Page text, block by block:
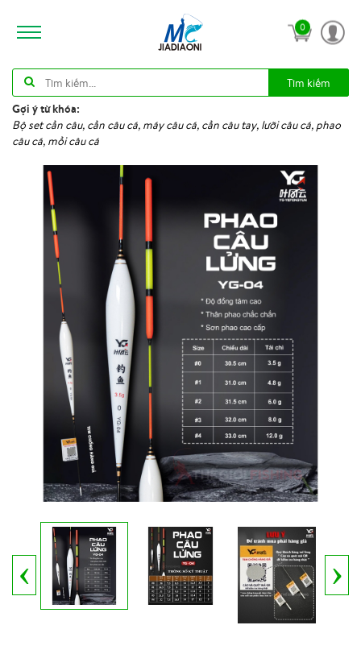
0
Tìm kiếm
Gợi ý từ khóa:
Bộ set cần câu, cần câu cá, máy câu cá, cần câu tay, lưỡi câu cá, phao
câu cá, mồi câu cá
‹ ›